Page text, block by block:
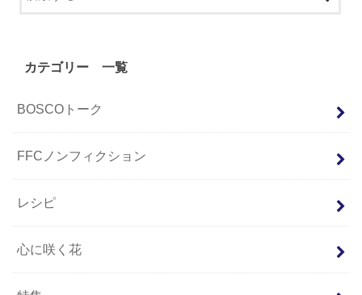
カテゴリー 一覧
BOSCOトーク
FFCノンフィクション
レシピ
心に咲く花